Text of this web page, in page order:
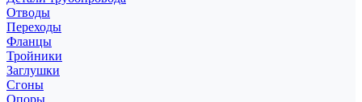
Отводы
Переходы
Фланцы
Тройники
Заглушки
Сгоны
Опоры